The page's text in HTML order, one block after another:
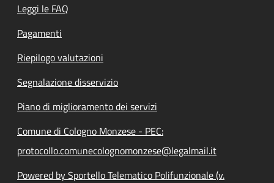
Leggi le FAQ
Pagamenti
Riepilogo valutazioni
Segnalazione disservizio
Piano di miglioramento dei servizi
Comune di Cologno Monzese - PEC:
protocollo.comunecolognomonzese@legalmail.it
Powered by Sportello Telematico Polifunzionale (v.